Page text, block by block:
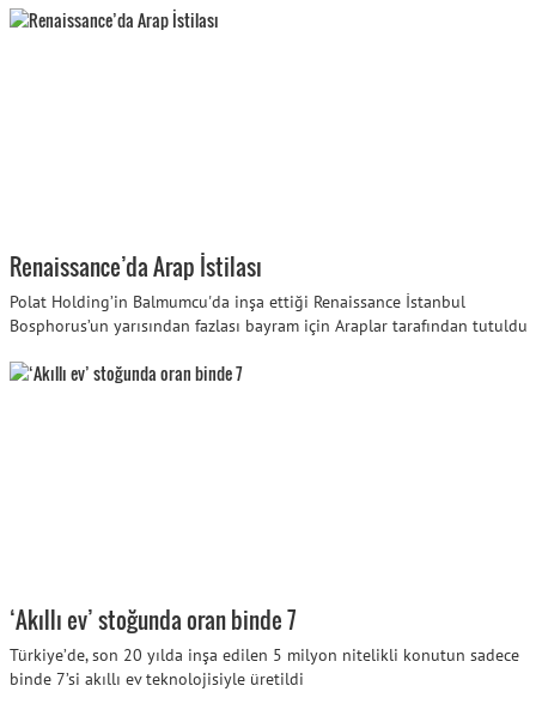
Renaissance’da Arap İstilası
Polat Holding’in Balmumcu'da inşa ettiği Renaissance İstanbul
Bosphorus’un yarısından fazlası bayram için Araplar tarafından tutuldu
‘Akıllı ev’ stoğunda oran binde 7
Türkiye’de, son 20 yılda inşa edilen 5 milyon nitelikli konutun sadece
binde 7’si akıllı ev teknolojisiyle üretildi